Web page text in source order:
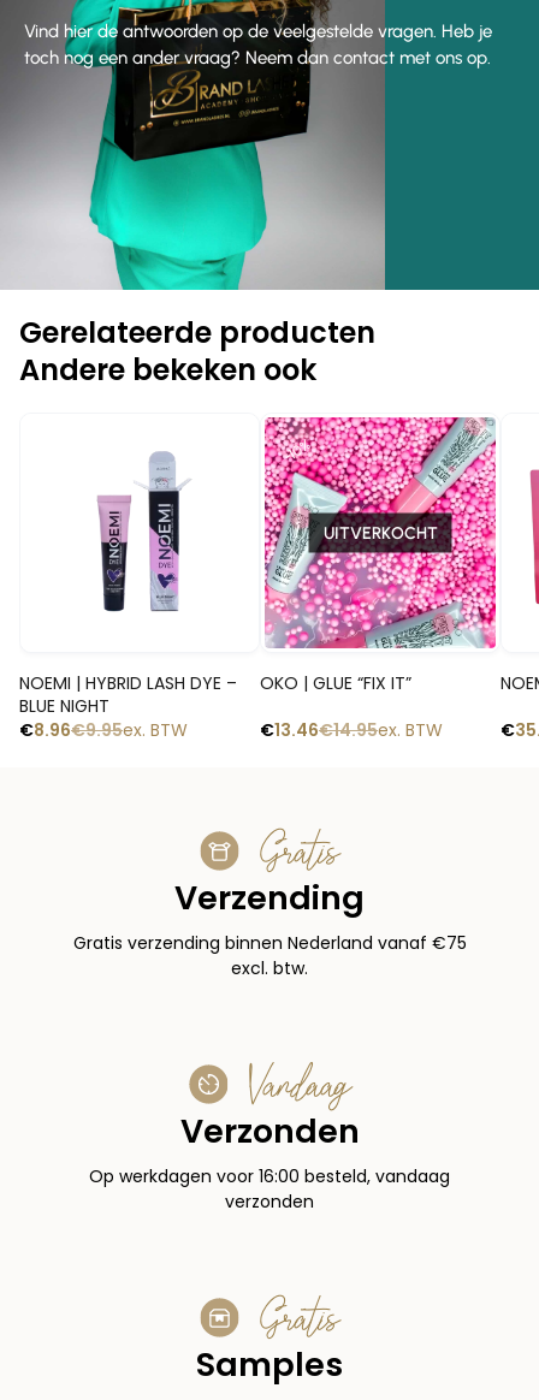
Vind hier de antwoorden op de veelgestelde vragen. Heb je
toch nog een ander vraag? Neem dan contact met ons op.
Gerelateerde producten
Andere bekeken ook
NOEMI | HYBRID LASH DYE –
BLUE NIGHT
€9.95
€8.96 ex. BTW
-10%
UITVERKOCHT
OKO | GLUE “FIX IT”
€14.95
€13.46 ex. BTW
€
Gratis
Verzending
Gratis verzending binnen Nederland vanaf €75
excl. btw.
Vandaag
Verzonden
Op werkdagen voor 16:00 besteld, vandaag
verzonden
Gratis
Samples